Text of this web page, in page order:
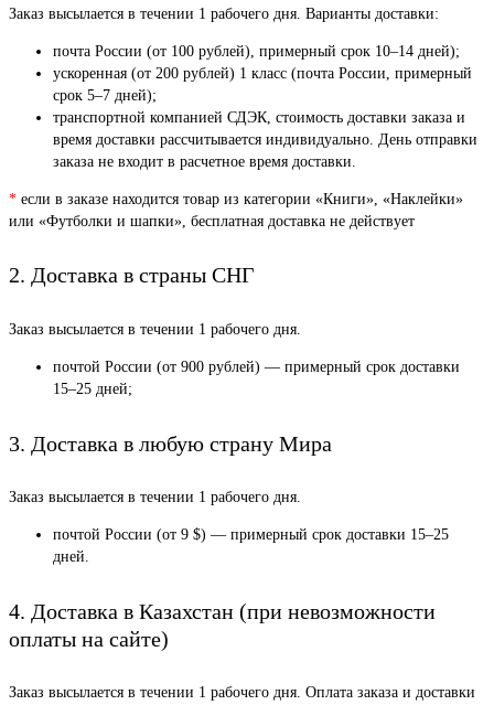
Заказ высылается в течении 1 рабочего дня. Варианты доставки:
почта России (от 100 рублей), примерный срок 10–14 дней);
ускоренная (от 200 рублей) 1 класс (почта России, примерный
срок 5–7 дней);
транспортной компанией СДЭК, стоимость доставки заказа и
время доставки рассчитывается индивидуально. День отправки
заказа не входит в расчетное время доставки.
* если в заказе находится товар из категории «Книги», «Наклейки»
или «Футболки и шапки», бесплатная доставка не действует
2. Доставка в страны СНГ
Заказ высылается в течении 1 рабочего дня.
почтой России (от 900 рублей) — примерный срок доставки
15–25 дней;
3. Доставка в любую страну Мира
Заказ высылается в течении 1 рабочего дня.
почтой России (от 9 $) — примерный срок доставки 15–25
дней.
4. Доставка в Казахстан (при невозможности
оплаты на сайте)
Заказ высылается в течении 1 рабочего дня. Оплата заказа и доставки